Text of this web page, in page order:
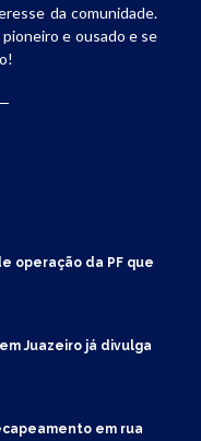
da comunidade.
e ousado e se
operação da PF que
Juazeiro já divulga
em rua